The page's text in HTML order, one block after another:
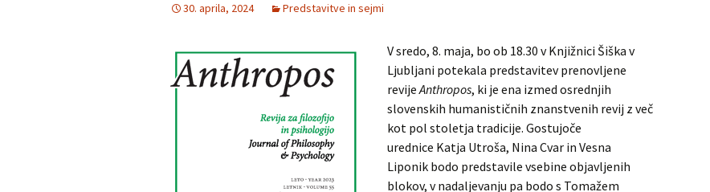
30. aprila, 2024 Predstavitve in sejmi
V sredo, 8. maja, bo ob 18.30 v Knjižnici Šiška v
Ljubljani potekala predstavitev prenovljene
revijeAnthropos, ki je ena izmed osrednjih
slovenskih humanističnih znanstvenih revij z več
kot pol stoletja tradicije. Gostujoče
urednice Katja Utroša, Nina Cvar in Vesna
Liponik bodo predstavile vsebine objavljenih
blokov, v nadaljevanju pa bodo s Tomažem